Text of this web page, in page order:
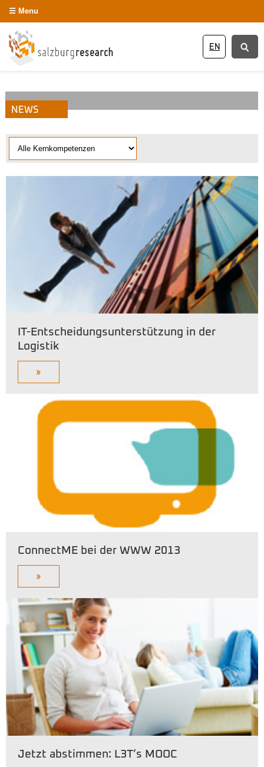
EN
Menu
NEWS
IT-Entscheidungsunterstützung in der
Logistik
»
ConnectME bei der WWW 2013
»
Jetzt abstimmen: L3T’s MOOC